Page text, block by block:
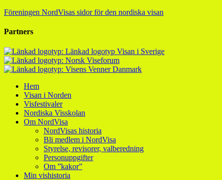
Föreningen NordVisas sidor för den nordiska visan
Partners
Hem
Visan i Norden
Visfestivaler
Nordiska Visskolan
Om NordVisa
NordVisas historia
Bli medlem i NordVisa
Styrelse, revisorer, valberedning
Personuppgifter
Om ”kakor”
Min vishistoria